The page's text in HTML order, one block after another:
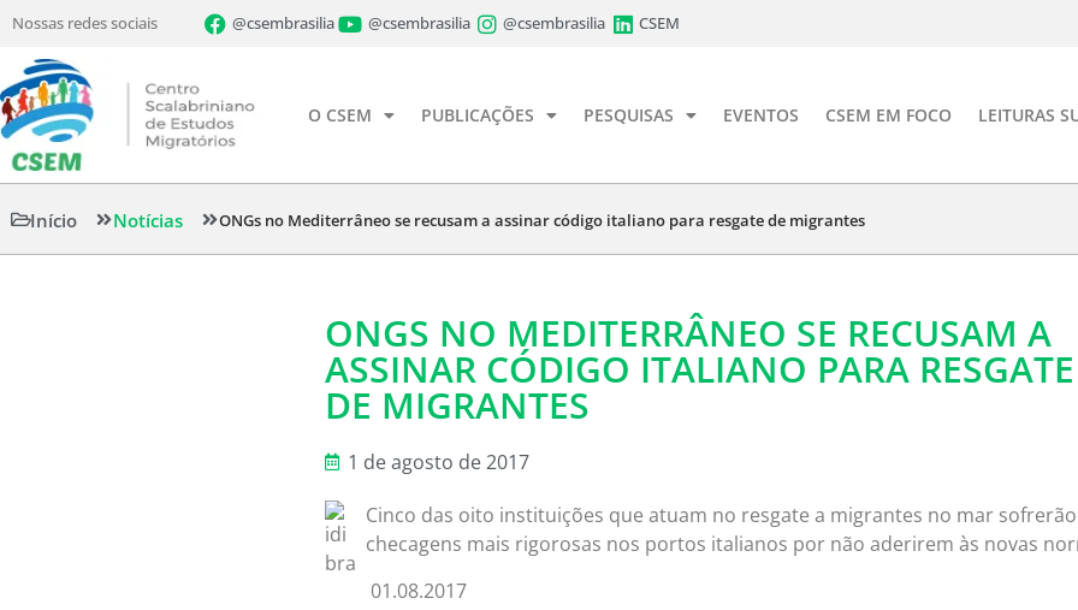
Nossas redes sociais @csembrasilia @csembrasilia @csembrasilia CSEM
O CSEM PUBLICAÇÕES PESQUISAS EVENTOS CSEM EM FOCO LEITURAS
Início Notícias ONGs no Mediterrâneo se recusam a assinar código italiano para resgate de migrantes
ONGS NO MEDITERRÂNEO SE RECUSAM A
ASSINAR CÓDIGO ITALIANO PARA RESGATE
DE MIGRANTES
1 de agosto de 2017
Cinco das oito instituições que atuam no resgate a migrantes no mar sofrerão
checagens mais rigorosas nos portos italianos por não aderirem às novas
01.08.2017